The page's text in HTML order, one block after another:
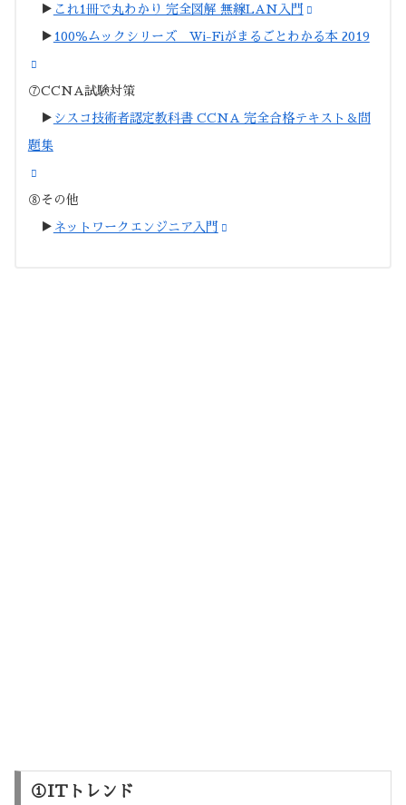
▶︎ これ1冊で丸わかり 完全図解 無線LAN入門
▶︎ 100％ムックシリーズ Wi-Fiがまるごとわかる本 2019
⑦CCNA試験対策
▶︎ シスコ技術者認定教科書 CCNA 完全合格テキスト＆問
題集
⑧その他
▶︎ ネットワークエンジニア入門
①ITトレンド